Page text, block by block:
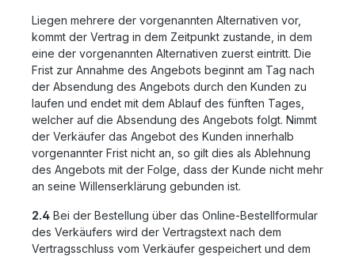
Liegen mehrere der vorgenannten Alternativen vor,
kommt der Vertrag in dem Zeitpunkt zustande, in dem
eine der vorgenannten Alternativen zuerst eintritt. Die
Frist zur Annahme des Angebots beginnt am Tag nach
der Absendung des Angebots durch den Kunden zu
laufen und endet mit dem Ablauf des fünften Tages,
welcher auf die Absendung des Angebots folgt. Nimmt
der Verkäufer das Angebot des Kunden innerhalb
vorgenannter Frist nicht an, so gilt dies als Ablehnung
des Angebots mit der Folge, dass der Kunde nicht mehr
an seine Willenserklärung gebunden ist.
2.4 Bei der Bestellung über das Online-Bestellformular
des Verkäufers wird der Vertragstext nach dem
Vertragsschluss vom Verkäufer gespeichert und dem